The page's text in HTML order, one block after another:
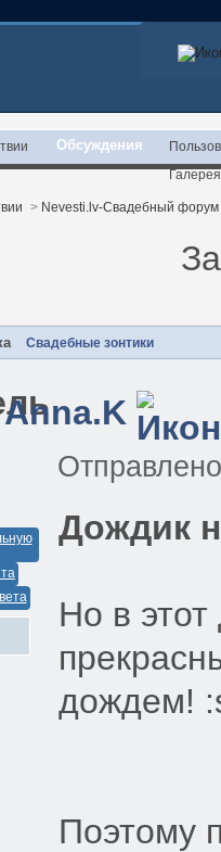
Обсуждения
Галерея
> Nevesti.lv-Свадебный форум
Свадебные зонтики
Anna.K
Дождик
Но в
дождем!
Поэтому